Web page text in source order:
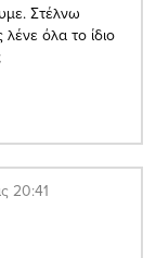
Στέλνω
λένε όλα το ίδιο
20:41